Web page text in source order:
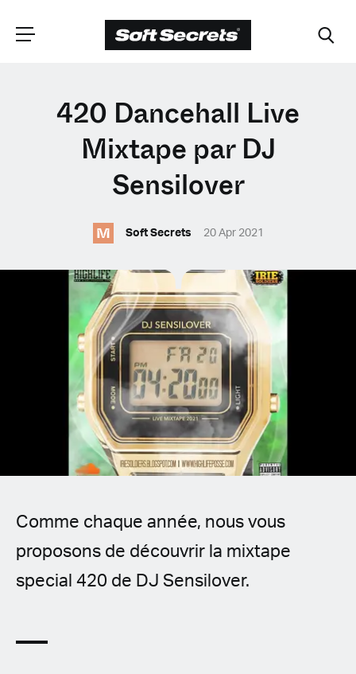
CHOISISSEZ VOTRE
EMPLACEMENT
English (United Kingdom)
English (United States)
Spanish (Spain)
Spanish (Latin America)
German
Czech
Polish
420 Dancehall Live
Mixtape par DJ
Sensilover
M Soft Secrets 20 Apr 2021
Comme chaque année, nous vous
proposons de découvrir la mixtape
special 420 de DJ Sensilover.